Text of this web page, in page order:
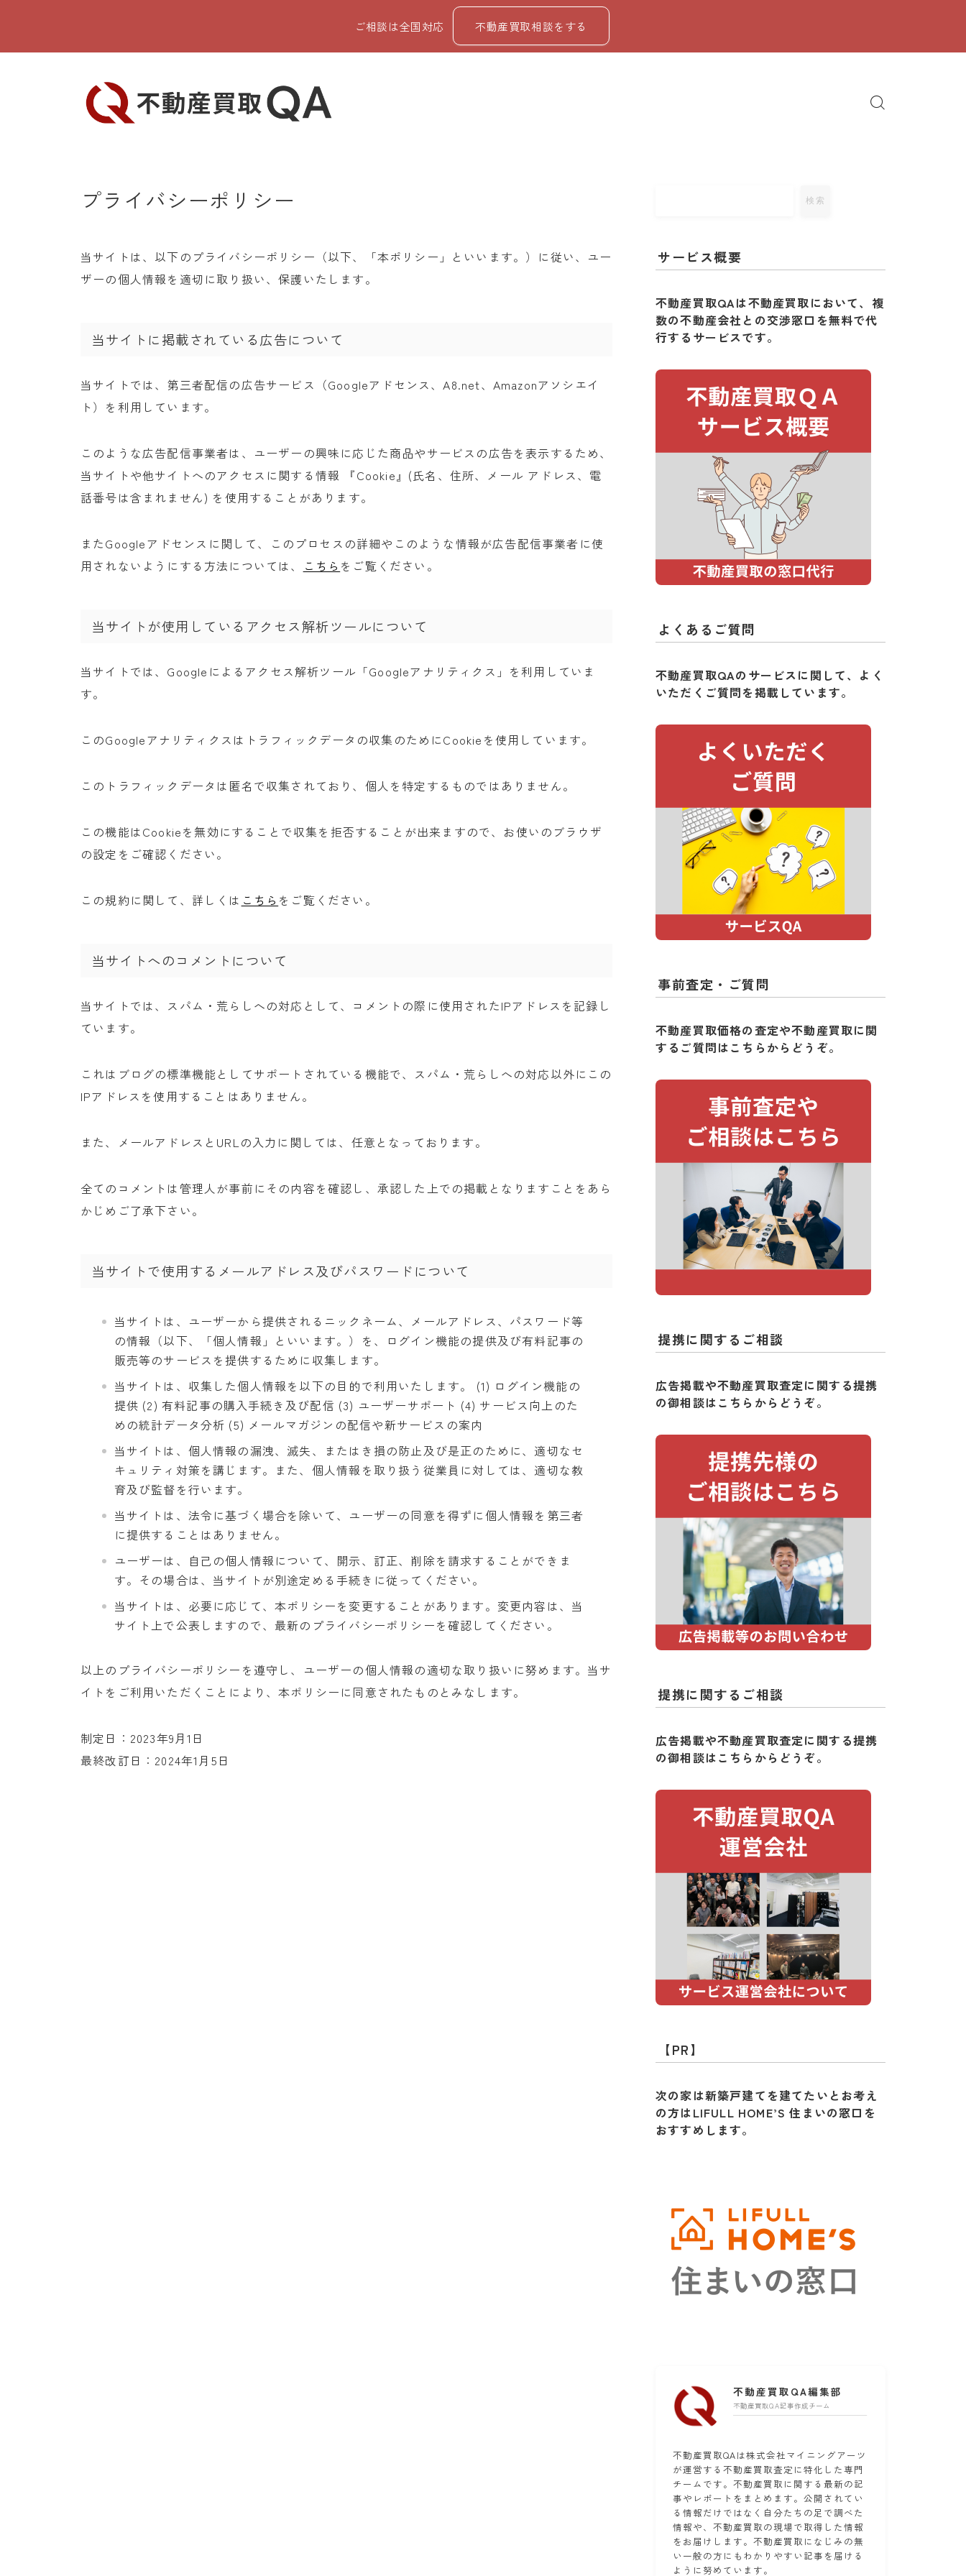
ご相談は全国対応 不動産買取相談をする
プライバシーポリシー
当サイトは、以下のプライバシーポリシー（以下、「本ポリシー」といいます。）に従い、ユー
ザーの個人情報を適切に取り扱い、保護いたします。
当サイトに掲載されている広告について
当サイトでは、第三者配信の広告サービス（Googleアドセンス、A8.net、Amazonアソシエイ
ト）を利用しています。
このような広告配信事業者は、ユーザーの興味に応じた商品やサービスの広告を表示するため、
当サイトや他サイトへのアクセスに関する情報 『Cookie』(氏名、住所、メール アドレス、電
話番号は含まれません) を使用することがあります。
またGoogleアドセンスに関して、このプロセスの詳細やこのような情報が広告配信事業者に使
用されないようにする方法については、
こちら をご覧ください。
当サイトが使用しているアクセス解析ツールについて
当サイトでは、Googleによるアクセス解析ツール「Googleアナリティクス」を利用していま
す。
このGoogleアナリティクスはトラフィックデータの収集のためにCookieを使用しています。
このトラフィックデータは匿名で収集されており、個人を特定するものではありません。
この機能はCookieを無効にすることで収集を拒否することが出来ますので、お使いのブラウザ
の設定をご確認ください。
この規約に関して、詳しくは こちら をご覧ください。
当サイトへのコメントについて
当サイトでは、スパム・荒らしへの対応として、コメントの際に使用されたIPアドレスを記録し
ています。
これはブログの標準機能としてサポートされている機能で、スパム・荒らしへの対応以外にこの
IPアドレスを使用することはありません。
また、メールアドレスとURLの入力に関しては、任意となっております。
全てのコメントは管理人が事前にその内容を確認し、承認した上での掲載となりますことをあら
かじめご了承下さい。
当サイトで使用するメールアドレス及びパスワードについて
当サイトは、ユーザーから提供されるニックネーム、メールアドレス、パスワード等
の情報（以下、「個人情報」といいます。）を、ログイン機能の提供及び有料記事の
販売等のサービスを提供するために収集します。
当サイトは、収集した個人情報を以下の目的で利用いたします。 (1) ログイン機能の
提供 (2) 有料記事の購入手続き及び配信 (3) ユーザーサポート (4) サービス向上のた
めの統計データ分析 (5) メールマガジンの配信や新サービスの案内
当サイトは、個人情報の漏洩、滅失、またはき損の防止及び是正のために、適切なセ
キュリティ対策を講じます。また、個人情報を取り扱う従業員に対しては、適切な教
育及び監督を行います。
当サイトは、法令に基づく場合を除いて、ユーザーの同意を得ずに個人情報を第三者
に提供することはありません。
ユーザーは、自己の個人情報について、開示、訂正、削除を請求することができま
す。その場合は、当サイトが別途定める手続きに従ってください。
当サイトは、必要に応じて、本ポリシーを変更することがあります。変更内容は、当
サイト上で公表しますので、最新のプライバシーポリシーを確認してください。
以上のプライバシーポリシーを遵守し、ユーザーの個人情報の適切な取り扱いに努めます。当サ
イトをご利用いただくことにより、本ポリシーに同意されたものとみなします。
制定日：2023年9月1日
最終改訂日：2024年1月5日
検索
サービス概要
不動産買取QAは不動産買取において、複
数の不動産会社との交渉窓口を無料で代
行するサービスです。
よくあるご質問
不動産買取QAのサービスに関して、よく
いただくご質問を掲載しています。
事前査定・ご質問
不動産買取価格の査定や不動産買取に関
するご質問はこちらからどうぞ。
提携に関するご相談
広告掲載や不動産買取査定に関する提携
の御相談はこちらからどうぞ。
提携に関するご相談
広告掲載や不動産買取査定に関する提携
の御相談はこちらからどうぞ。
【PR】
次の家は新築戸建てを建てたいとお考え
の方はLIFULL HOME’S 住まいの窓口を
おすすめします。
不動産買取QA編集部
不動産買取QA記事作成チーム
不動産買取QAは株式会社マイニングアーツ
が運営する不動産買取査定に特化した専門
チームです。不動産買取に関する最新の記
事やレポートをまとめます。公開されてい
る情報だけではなく自分たちの足で調べた
情報や、不動産買取の現場で取得した情報
をお届けします。不動産買取になじみの無
い一般の方にもわかりやすい記事を届ける
ように努めています。